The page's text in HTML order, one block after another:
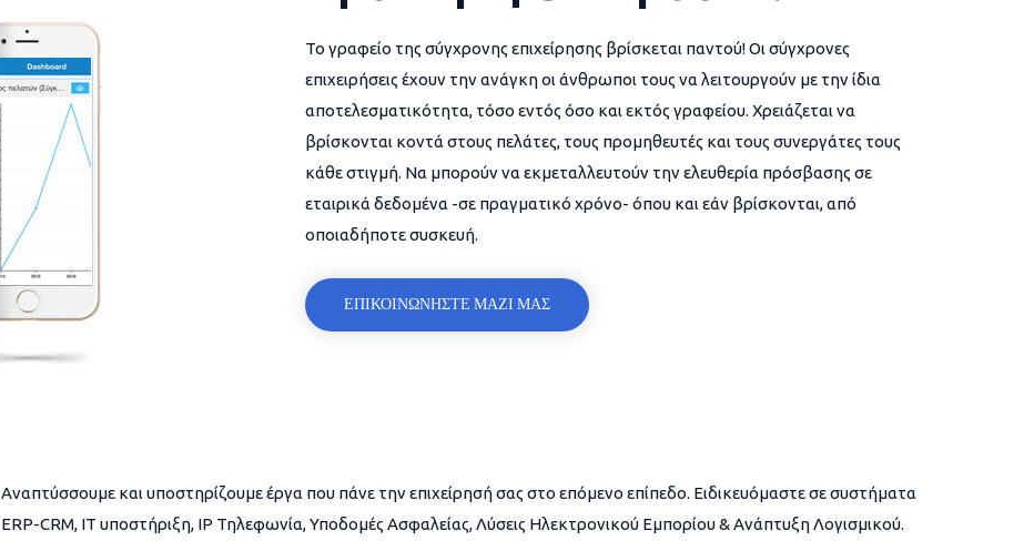
Το γραφείο της σύγχρονης επιχείρησης βρίσκεται παντού! Οι σύγχρονες
επιχειρήσεις έχουν την ανάγκη οι άνθρωποι τους να λειτουργούν με την ίδια
αποτελεσματικότητα, τόσο εντός όσο και εκτός γραφείου. Χρειάζεται να
βρίσκονται κοντά στους πελάτες, τους προμηθευτές και τους συνεργάτες τους
κάθε στιγμή. Να μπορούν να εκμεταλλευτούν την ελευθερία πρόσβασης σε
εταιρικά δεδομένα -σε πραγματικό χρόνο- όπου και εάν βρίσκονται, από
οποιαδήποτε συσκευή.
ΕΠΙΚΟΙΝΩΝΗΣΤΕ ΜΑΖΙ ΜΑΣ
Αναπτύσσουμε και υποστηρίζουμε έργα που πάνε την επιχείρησή σας στο επόμενο επίπεδο. Ειδικευόμαστε σε συστήματα
ERP-CRM, IT υποστήριξη, IP Τηλεφωνία, Υποδομές Ασφαλείας, Λύσεις Ηλεκτρονικού Εμπορίου & Ανάπτυξη Λογισμικού.